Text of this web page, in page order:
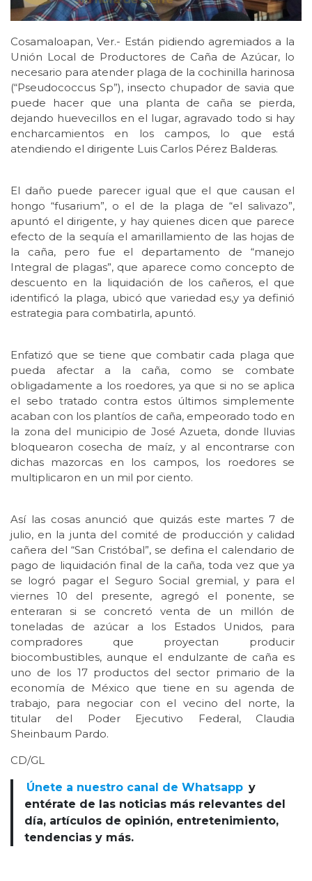
Cosamaloapan, Ver.- Están pidiendo agremiados a la
Unión Local de Productores de Caña de Azúcar, lo
necesario para atender plaga de la cochinilla harinosa
(“Pseudococcus Sp”), insecto chupador de savia que
puede hacer que una planta de caña se pierda,
dejando huevecillos en el lugar, agravado todo si hay
encharcamientos en los campos, lo que está
atendiendo el dirigente Luis Carlos Pérez Balderas.
El daño puede parecer igual que el que causan el
hongo “fusarium”, o el de la plaga de “el salivazo”,
apuntó el dirigente, y hay quienes dicen que parece
efecto de la sequía el amarillamiento de las hojas de
la caña, pero fue el departamento de “manejo
Integral de plagas”, que aparece como concepto de
descuento en la liquidación de los cañeros, el que
identificó la plaga, ubicó que variedad es,y ya definió
estrategia para combatirla, apuntó.
Enfatizó que se tiene que combatir cada plaga que
pueda afectar a la caña, como se combate
obligadamente a los roedores, ya que si no se aplica
el sebo tratado contra estos últimos simplemente
acaban con los plantíos de caña, empeorado todo en
la zona del municipio de José Azueta, donde lluvias
bloquearon cosecha de maíz, y al encontrarse con
dichas mazorcas en los campos, los roedores se
multiplicaron en un mil por ciento.
Así las cosas anunció que quizás este martes 7 de
julio, en la junta del comité de producción y calidad
cañera del “San Cristóbal”, se defina el calendario de
pago de liquidación final de la caña, toda vez que ya
se logró pagar el Seguro Social gremial, y para el
viernes 10 del presente, agregó el ponente, se
enteraran si se concretó venta de un millón de
toneladas de azúcar a los Estados Unidos, para
compradores que proyectan producir
biocombustibles, aunque el endulzante de caña es
uno de los 17 productos del sector primario de la
economía de México que tiene en su agenda de
trabajo, para negociar con el vecino del norte, la
titular del Poder Ejecutivo Federal, Claudia
Sheinbaum Pardo.
CD/GL
Únete a nuestro canal de Whatsapp y
entérate de las noticias más relevantes del
día, artículos de opinión, entretenimiento,
tendencias y más.